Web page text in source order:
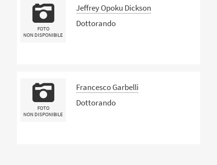
FOTO
NON DISPONIBILE
Jeffrey Opoku Dickson
Dottorando
FOTO
NON DISPONIBILE
Francesco Garbelli
Dottorando